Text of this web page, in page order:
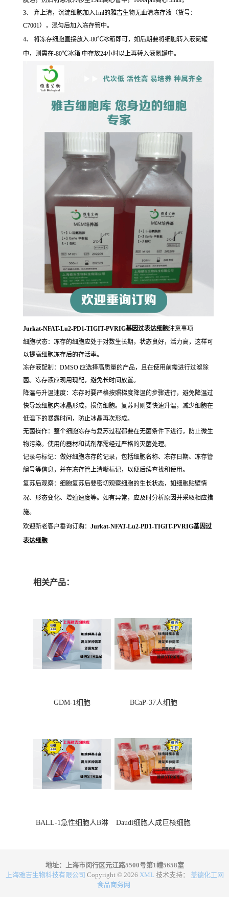
3、 弃上清，沉淀细胞加入1ml的雅吉生物无血清冻存液（货号：
C7001），混匀后加入冻存管中。
4、 将冻存细胞直接放入-80℃冰箱即可，如后期要将细胞转入液氮罐
中，则需在-80℃冰箱 中存放24小时以上再转入液氮罐中。
Jurkat-NFAT-Lu2-PD1-TIGIT-PVRIG基因过表达细胞注意事项
细胞状态：冻存的细胞应处于对数生长期，状态良好，活力高，这样可
以提高细胞冻存后的存活率。
冻存液配制：DMSO 应选择高质量的产品，且在使用前需进行过滤除
菌。冻存液应现用现配，避免长时间放置。
降温与升温速度：冻存时要严格按照梯度降温的步骤进行，避免降温过
快导致细胞内冰晶形成，损伤细胞。复苏时则要快速升温，减少细胞在
低温下的暴露时间，防止冰晶再次形成。
无菌操作：整个细胞冻存与复苏过程都要在无菌条件下进行，防止微生
物污染。使用的器材和试剂都需经过严格的灭菌处理。
记录与标记：做好细胞冻存的记录，包括细胞名称、冻存日期、冻存管
编号等信息，并在冻存管上清晰标记，以便后续查找和使用。
复苏后观察：细胞复苏后要密切观察细胞的生长状态，如细胞贴壁情
况、形态变化、增殖速度等。如有异常，应及时分析原因并采取相应措
施。
欢迎新老客户垂询订购： Jurkat-NFAT-Lu2-PD1-TIGIT-PVRIG基因过
表达细胞
相关产品：
GDM-1细胞 BCaP-37人细胞
BALL-1急性细胞人B淋
Daudi细胞人成巨核细胞
地址：上海市闵行区元江路5500号第1幢5658室
上海雅吉生物科技有限公司 Copyright © 2026 XML 技术支持： 盖德化工网
食品商务网